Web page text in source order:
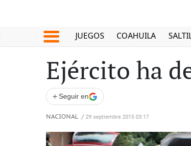
JUEGOS COAHUILA
Ejército ha
+ Seguir en
NACIONAL / 29 septiembre 2015 03:17